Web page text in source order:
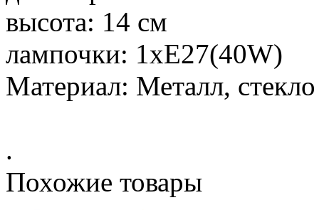
высота: 14 см
лампочки: 1xE27(40W)
Материал: Металл, стекло
.
Похожие товары